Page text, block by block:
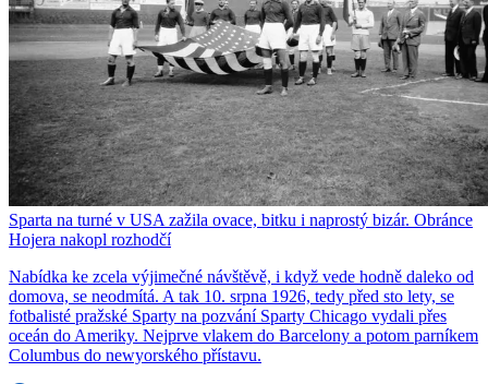
Sparta na turné v USA zažila ovace, bitku i naprostý bizár. Obránce
Hojera nakopl rozhodčí
Nabídka ke zcela výjimečné návštěvě, i když vede hodně daleko od
domova, se neodmítá. A tak 10. srpna 1926, tedy před sto lety, se
fotbalisté pražské Sparty na pozvání Sparty Chicago vydali přes
oceán do Ameriky. Nejprve vlakem do Barcelony a potom parníkem
Columbus do newyorského přístavu.